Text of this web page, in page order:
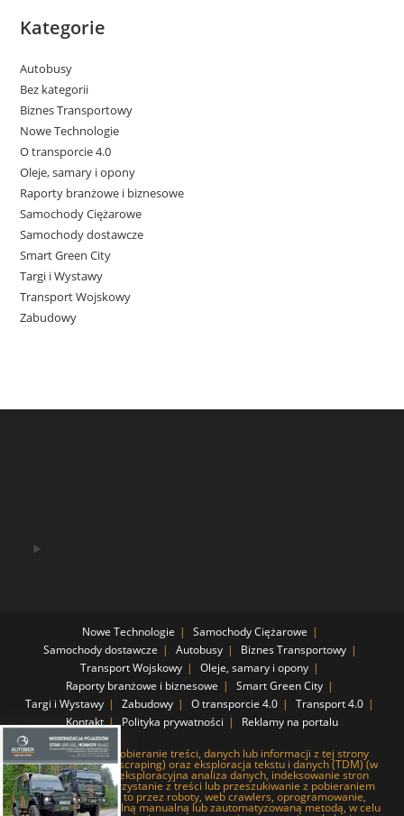
Kategorie
Autobusy
Bez kategorii
Biznes Transportowy
Nowe Technologie
O transporcie 4.0
Oleje, samary i opony
Raporty branżowe i biznesowe
Samochody Ciężarowe
Samochody dostawcze
Smart Green City
Targi i Wystawy
Transport Wojskowy
Zabudowy
Nowe Technologie
Samochody Ciężarowe
Samochody dostawcze
Autobusy
Biznes Transportowy
Transport Wojskowy
Oleje, samary i opony
Raporty branżowe i biznesowe
Smart Green City
Targi i Wystawy
Zabudowy O transporcie 4.0
Transport 4.0
Kontakt
Polityka prywatności Reklamy na portalu
Systematyczne pobieranie treści, danych lub informacji z tej strony
internetowej (web scraping) oraz eksploracja tekstu i danych (TDM) (w
tym pobieranie i eksploracyjna analiza danych, indeksowanie stron
internetowych, korzystanie z treści lub przeszukiwanie z pobieraniem
baz danych), czy to przez roboty, web crawlers, oprogramowanie,
narzędzia lub dowolną manualną lub zautomatyzowaną metodą, w celu